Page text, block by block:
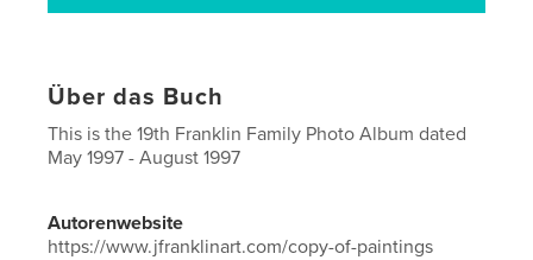
Über das Buch
This is the 19th Franklin Family Photo Album dated
May 1997 - August 1997
Autorenwebsite
https://www.jfranklinart.com/copy-of-paintings